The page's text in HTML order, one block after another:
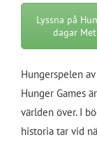
Lyssna på
dagar
Hungerspelen
Hunger Games
världen över. I
historia tar vid